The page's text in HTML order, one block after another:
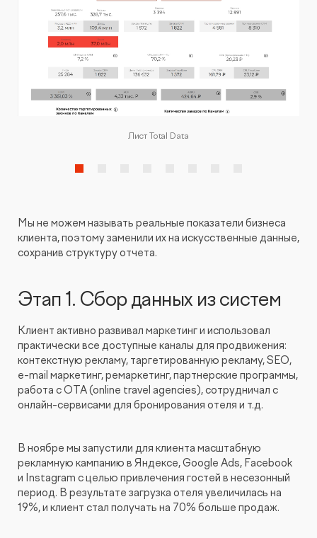
Лист Total Data
Мы не можем называть реальные показатели бизнеса
клиента, поэтому заменили их на искусственные данные,
сохранив структуру отчета.
Этап 1. Сбор данных из систем
Клиент активно развивал маркетинг и использовал
практически все доступные каналы для продвижения:
контекстную рекламу, таргетированную рекламу, SEO,
e-mail маркетинг, ремаркетинг, партнерские программы,
работа с OTA (online travel agencies), сотрудничал с
онлайн-сервисами для бронирования отеля и т.д.
В ноябре мы запустили для клиента масштабную
рекламную кампанию в Яндексе, Google Ads, Facebook
и Instagram с целью привлечения гостей в несезонный
период. В результате загрузка отеля увеличилась на
19%, и клиент стал получать на 70% больше продаж.